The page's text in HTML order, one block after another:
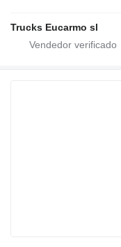
Trucks Eucarmo sl